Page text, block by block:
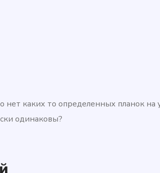
нет каких то определенных планок на
одинаковы?